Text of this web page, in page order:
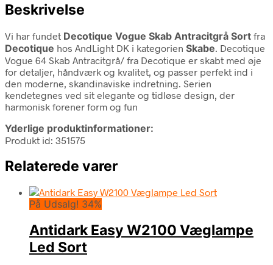
Beskrivelse
Vi har fundet Decotique Vogue Skab Antracitgrå Sort fra
Decotique hos AndLight DK i kategorien Skabe. Decotique
Vogue 64 Skab Antracitgrå/ fra Decotique er skabt med øje
for detaljer, håndværk og kvalitet, og passer perfekt ind i
den moderne, skandinaviske indretning. Serien
kendetegnes ved sit elegante og tidløse design, der
harmonisk forener form og fun
Yderlige produktinformationer:
Produkt id: 351575
Relaterede varer
På Udsalg! 34%
Antidark Easy W2100 Væglampe
Led Sort